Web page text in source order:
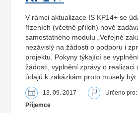
V rámci aktualizace IS KP14+ se
řízeních (včetně příloh) nově
samostatného modulu „Veřejné
nezávislý na žádosti o podporu i
projektu. Pokyny týkající se
žádosti, vyplnění zprávy o realizaci
údajů k zakázkám proto musely být
13. 09. 2017 Určeno pro:
Příjemce